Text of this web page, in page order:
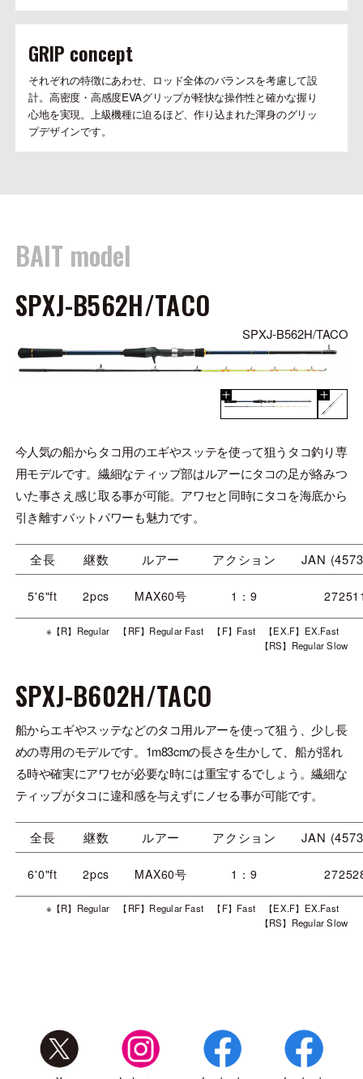
GRIP concept
それぞれの特徴にあわせ、ロッド全体のバランスを考慮して設
計。高密度・高感度EVAグリップが軽快な操作性と確かな握り
心地を実現。上級機種に迫るほど、作り込まれた渾身のグリッ
プデザインです。
BAIT model
SPXJ-B562H/TACO
SPXJ-B562H/TACO
今人気の船からタコ用のエギやスッテを使って狙うタコ釣り専
用モデルです。繊細なティップ部はルアーにタコの足が絡みつ
いた事さえ感じ取る事が可能。アワセと同時にタコを海底から
引き離すバットパワーも魅力です。
全長 継数 ルアー アクション JAN
5'6"ft 2pcs MAX60号 1：9
※【R】Regular 【RF】Regular Fast 【F】Fast 【EX.F】EX.Fast
【RS】Regular Slow
SPXJ-B602H/TACO
船からエギやスッテなどのタコ用ルアーを使って狙う、少し長
めの専用のモデルです。1m83cmの長さを生かして、船が揺れ
る時や確実にアワセが必要な時には重宝するでしょう。繊細な
ティップがタコに違和感を与えずにノセる事が可能です。
全長 継数 ルアー アクション JAN
6'0"ft 2pcs MAX60号 1：9
※【R】Regular 【RF】Regular Fast 【F】Fast 【EX.F】EX.Fast
【RS】Regular Slow